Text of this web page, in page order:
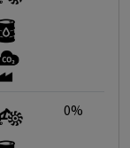
0%